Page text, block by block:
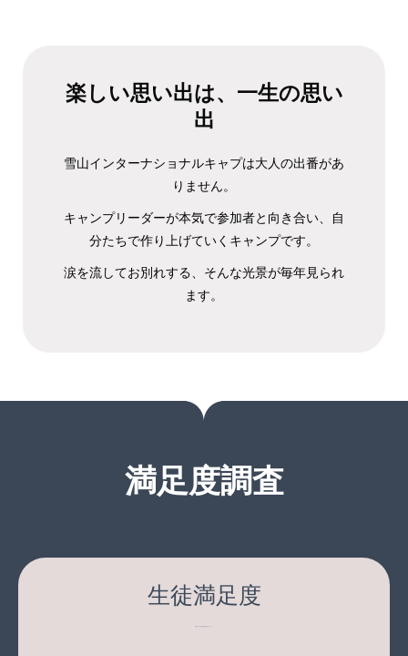
楽しい思い出は、一生の思い
出
雪山インターナショナルキャプは大人の出番があ
りません。
キャンプリーダーが本気で参加者と向き合い、自
分たちで作り上げていくキャンプです。
涙を流してお別れする、そんな光景が毎年見られ
ます。
満足度調査
生徒満足度